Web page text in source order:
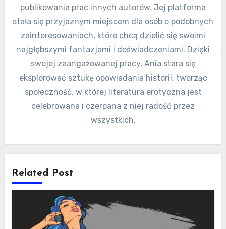
publikowania prac innych autorów. Jej platforma
stała się przyjaznym miejscem dla osób o podobnych
zainteresowaniach, które chcą dzielić się swoimi
najgłębszymi fantazjami i doświadczeniami. Dzięki
swojej zaangażowanej pracy, Ania stara się
eksplorować sztukę opowiadania historii, tworząc
społeczność, w której literatura erotyczna jest
celebrowana i czerpana z niej radość przez
wszystkich.
Related Post